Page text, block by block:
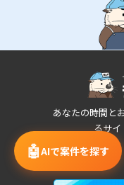
🤖AIで案件を探す
あなたの時間と
るサイ